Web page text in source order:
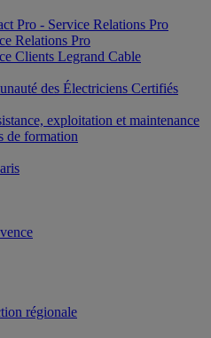
Pro - Service Relations Pro
Relations Pro
Clients Legrand Cable
des Électriciens Certifiés
exploitation et maintenance
de formation
régionale